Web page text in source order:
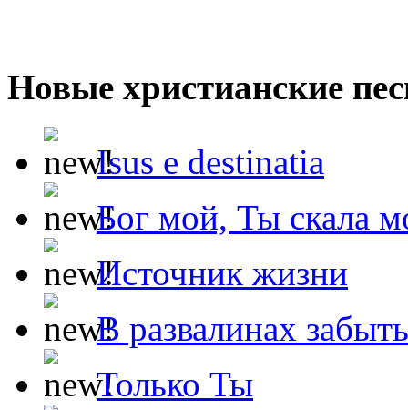
Новые христианские
Isus e destinatia
Бог мой, Ты скала
Источник жизни
В развалинах
Только Ты